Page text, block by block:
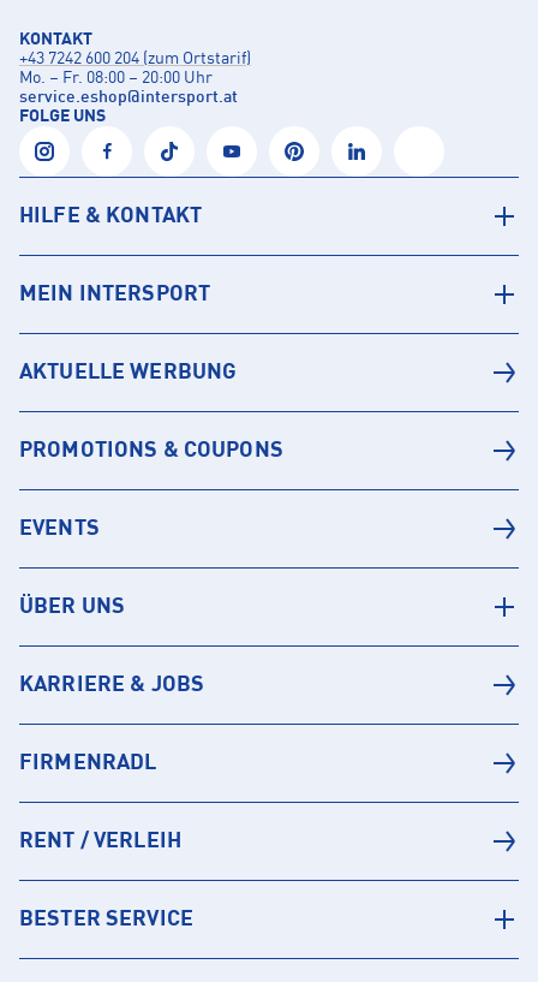
KONTAKT
+43 7242 600 204 (zum Ortstarif)
Mo. – Fr. 08:00 – 20:00 Uhr
service.eshop@intersport.at
FOLGE UNS
HILFE & KONTAKT
MEIN INTERSPORT
AKTUELLE WERBUNG
PROMOTIONS & COUPONS
EVENTS
ÜBER UNS
KARRIERE & JOBS
FIRMENRADL
RENT / VERLEIH
BESTER SERVICE